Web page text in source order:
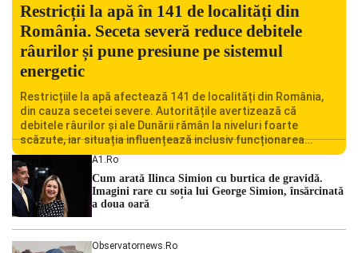
Restricții la apă în 141 de localități din
România. Seceta severă reduce debitele
râurilor și pune presiune pe sistemul
energetic
Restricțiile la apă afectează 141 de localități din România,
din cauza secetei severe. Autoritățile avertizează că
debitele râurilor și ale Dunării rămân la niveluri foarte
scăzute, iar situația influențează inclusiv funcționarea
Centralei Nucleare de la Cernavodă. România se confruntă
cu una dintre cele mai dificile perioade din punct de vedere
hidrologic din ultimii ani. Lipsa […]
A1.ro
Cum arată Ilinca Simion cu burtica de gravidă.
Imagini rare cu soția lui George Simion, însărcinată
a doua oară
Observatornews.ro